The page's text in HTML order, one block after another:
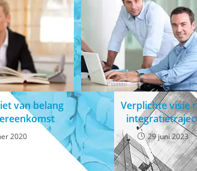
van belang
2020
Verplichte visie
29 juni 2023